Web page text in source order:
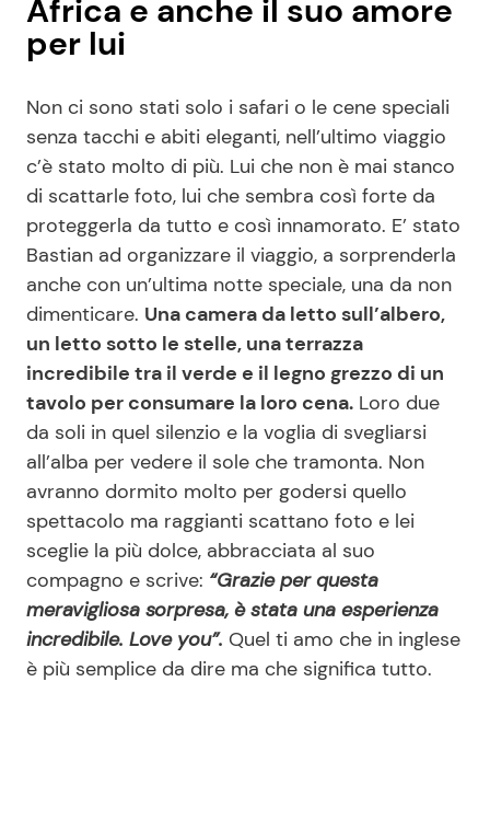
Africa e anche il suo amore
per lui
Non ci sono stati solo i safari o le cene speciali
senza tacchi e abiti eleganti, nell’ultimo viaggio
c’è stato molto di più. Lui che non è mai stanco
di scattarle foto, lui che sembra così forte da
proteggerla da tutto e così innamorato. E’ stato
Bastian ad organizzare il viaggio, a sorprenderla
anche con un’ultima notte speciale, una da non
dimenticare. Una camera da letto sull’albero,
un letto sotto le stelle, una terrazza
incredibile tra il verde e il legno grezzo di un
tavolo per consumare la loro cena. Loro due
da soli in quel silenzio e la voglia di svegliarsi
all’alba per vedere il sole che tramonta. Non
avranno dormito molto per godersi quello
spettacolo ma raggianti scattano foto e lei
sceglie la più dolce, abbracciata al suo
compagno e scrive: “Grazie per questa
meravigliosa sorpresa, è stata una esperienza
incredibile. Love you”. Quel ti amo che in inglese
è più semplice da dire ma che significa tutto.